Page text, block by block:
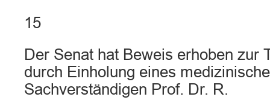
15
Der Senat hat Beweis erhoben zur
durch Einholung eines
Sachverständigen Prof. Dr. R.